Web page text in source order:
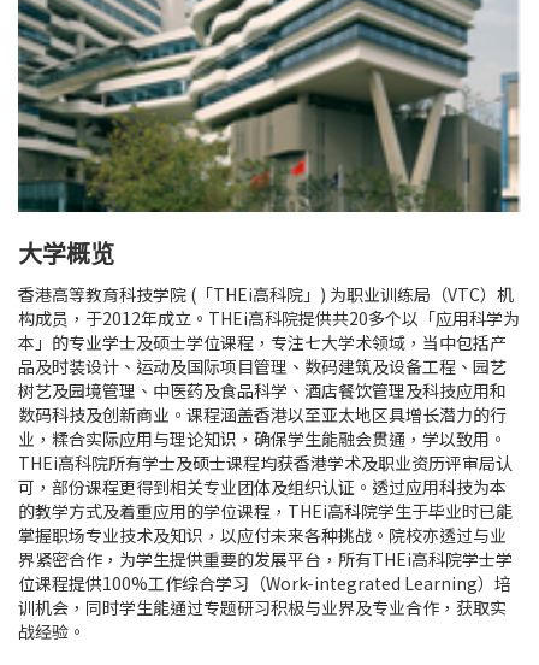
大学概览
香港高等教育科技学院 (「THEi高科院」) 为职业训练局（VTC）机
构成员，于2012年成立。THEi高科院提供共20多个以「应用科学为
本」的专业学士及硕士学位课程，专注七大学术领域，当中包括产
品及时装设计、运动及国际项目管理、数码建筑及设备工程、园艺
树艺及园境管理、中医药及食品科学、酒店餐饮管理及科技应用和
数码科技及创新商业。课程涵盖香港以至亚太地区具增长潜力的行
业，糅合实际应用与理论知识，确保学生能融会贯通，学以致用。
THEi高科院所有学士及硕士课程均获香港学术及职业资历评审局认
可，部份课程更得到相关专业团体及组织认证。透过应用科技为本
的教学方式及着重应用的学位课程，THEi高科院学生于毕业时已能
掌握职场专业技术及知识，以应付未来各种挑战。院校亦透过与业
界紧密合作，为学生提供重要的发展平台，所有THEi高科院学士学
位课程提供100%工作综合学习（Work-integrated Learning）培
训机会，同时学生能通过专题研习积极与业界及专业合作，获取实
战经验。